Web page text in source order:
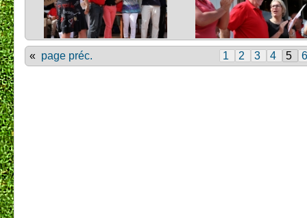
« page préc. 1 2 3 4 5